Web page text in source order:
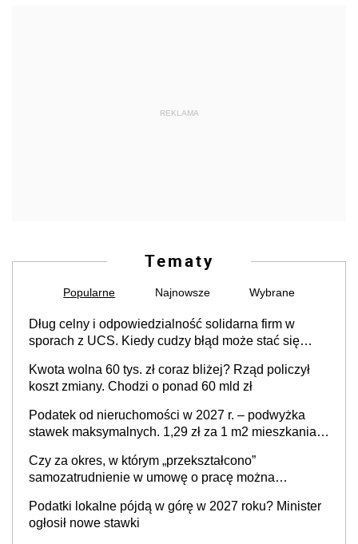
REKLAMA
Tematy
Popularne Najnowsze Wybrane
Dług celny i odpowiedzialność solidarna firm w
sporach z UCS. Kiedy cudzy błąd może stać się
Kwota wolna 60 tys. zł coraz bliżej? Rząd policzył
koszt zmiany. Chodzi o ponad 60 mld zł
Podatek od nieruchomości w 2027 r. – podwyżka
stawek maksymalnych. 1,29 zł za 1 m2 mieszkania,
prowadzeniem działalności gospodarczej
Czy za okres, w którym „przekształcono”
samozatrudnienie w umowę o pracę można
cywilnoprawnej jedynym racjonalnym wyjściem
Podatki lokalne pójdą w górę w 2027 roku? Minister
ogłosił nowe stawki